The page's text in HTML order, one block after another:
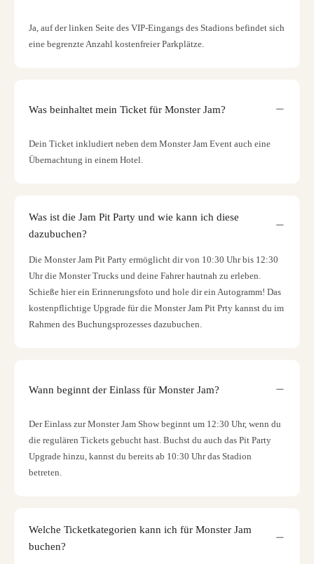
Ja, auf der linken Seite des VIP-Eingangs des Stadions befindet sich
eine begrenzte Anzahl kostenfreier Parkplätze.
Was beinhaltet mein Ticket für Monster Jam?
Dein Ticket inkludiert neben dem Monster Jam Event auch eine
Übernachtung in einem Hotel.
Was ist die Jam Pit Party und wie kann ich diese
dazubuchen?
Die Monster Jam Pit Party ermöglicht dir von 10:30 Uhr bis 12:30
Uhr die Monster Trucks und deine Fahrer hautnah zu erleben.
Schieße hier ein Erinnerungsfoto und hole dir ein Autogramm! Das
kostenpflichtige Upgrade für die Monster Jam Pit Prty kannst du im
Rahmen des Buchungsprozesses dazubuchen.
Wann beginnt der Einlass für Monster Jam?
Der Einlass zur Monster Jam Show beginnt um 12:30 Uhr, wenn du
die regulären Tickets gebucht hast. Buchst du auch das Pit Party
Upgrade hinzu, kannst du bereits ab 10:30 Uhr das Stadion
betreten.
Welche Ticketkategorien kann ich für Monster Jam
buchen?